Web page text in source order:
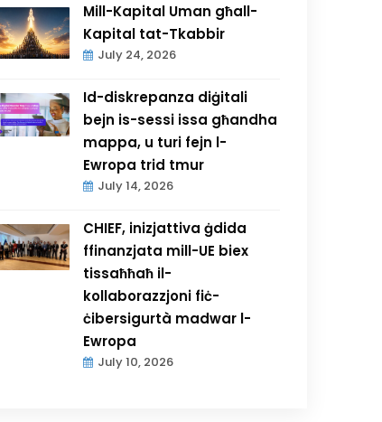
Mill-Kapital Uman għall-
Kapital tat-Tkabbir
July 24, 2026
Id-diskrepanza diġitali
bejn is-sessi issa għandha
mappa, u turi fejn l-
Ewropa trid tmur
July 14, 2026
CHIEF, inizjattiva ġdida
ffinanzjata mill-UE biex
tissaħħaħ il-
kollaborazzjoni fiċ-
ċibersigurtà madwar l-
Ewropa
July 10, 2026